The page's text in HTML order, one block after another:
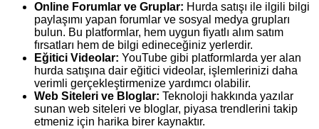
Online Forumlar ve Gruplar: Hurda satışı ile ilgili bilgi
paylaşımı yapan forumlar ve sosyal medya grupları
bulun. Bu platformlar, hem uygun fiyatlı alım satım
fırsatları hem de bilgi edineceğiniz yerlerdir.
Eğitici Videolar: YouTube gibi platformlarda yer alan
hurda satışına dair eğitici videolar, işlemlerinizi daha
verimli gerçekleştirmenize yardımcı olabilir.
Web Siteleri ve Bloglar: Teknoloji hakkında yazılar
sunan web siteleri ve bloglar, piyasa trendlerini takip
etmeniz için harika birer kaynaktır.